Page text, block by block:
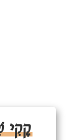
קָקִי